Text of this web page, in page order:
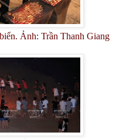
Ảnh: Trần Thanh Giang